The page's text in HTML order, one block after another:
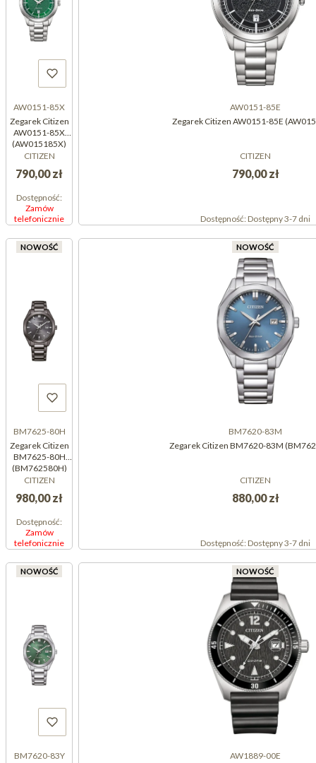
AW0151-85X
Zegarek Citizen
AW0151-85X
(AW015185X)
CITIZEN
790,00 zł
Dostępność:
Zamów
telefonicznie
AW0151-85E
Zegarek Citizen AW0151-85E
CITIZEN
790,00 zł
Dostępność:Dostępny 3-7 dni
NOWOŚĆ
BM7625-80H
Zegarek Citizen
BM7625-80H
(BM762580H)
CITIZEN
980,00 zł
Dostępność:
Zamów
telefonicznie
NOWOŚĆ
BM7620-83M
Zegarek Citizen BM7620-83M
CITIZEN
880,00 zł
Dostępność:Dostępny 3-7 dni
NOWOŚĆ
BM7620-83Y
NOWOŚĆ
AW1889-00E